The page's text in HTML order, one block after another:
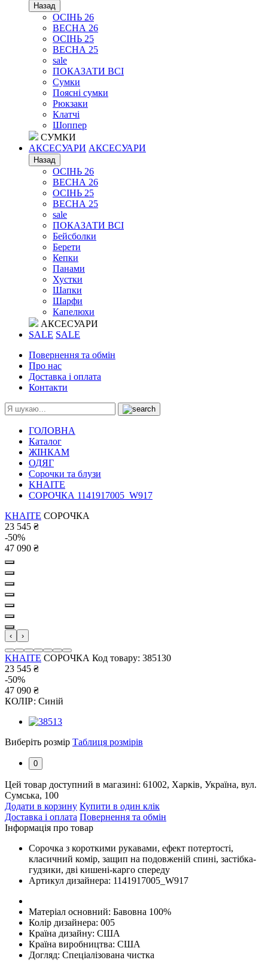
Назад
ОСІНЬ 26
ВЕСНА 26
ОСІНЬ 25
ВЕСНА 25
sale
ПОКАЗАТИ ВСІ
Сумки
Поясні сумки
Рюкзаки
Клатчі
Шоппер
СУМКИ
АКСЕСУАРИ АКСЕСУАРИ
Назад
ОСІНЬ 26
ВЕСНА 26
ОСІНЬ 25
ВЕСНА 25
sale
ПОКАЗАТИ ВСІ
Бейсболки
Берети
Кепки
Панами
Хустки
Шапки
Шарфи
Капелюхи
АКСЕСУАРИ
SALE SALE
Повернення та обмін
Про нас
Доставка і оплата
Контакти
ГОЛОВНА
Каталог
ЖІНКАМ
ОДЯГ
Сорочки та блузи
KHAITE
СОРОЧКА 1141917005_W917
KHAITE СОРОЧКА
23 545 ₴
-50%
47 090 ₴
‹ ›
KHAITE СОРОЧКА Код товару: 385130
23 545 ₴
-50%
47 090 ₴
КОЛІР: Синій
Виберіть розмір Таблиця розмірів
0
Цей товар доступний в магазині: 61002, Харків, Україна, вул.
Сумська, 100
Додати в корзину Купити в один клік
Доставка і оплата Повернення та обмін
Інформація про товар
Сорочка з короткими рукавами, ефект потертості,
класичний комір, защип на подовженій спині, застібка-
гудзики, дві кишені-карго спереду
Артикул дизайнера: 1141917005_W917
Матеріал основний: Бавовна 100%
Колір дизайнера: 005
Країна дизайну: США
Країна виробництва: США
Догляд: Спеціалізована чистка